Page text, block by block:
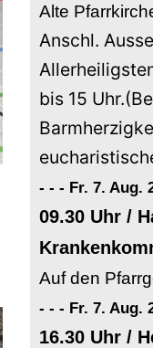
Alte
Anschl.
bis 15
- - - Fr. 7. Aug.
09.30 Uhr /
Auf den
- - - Fr. 7. Aug.
16.30 Uhr /